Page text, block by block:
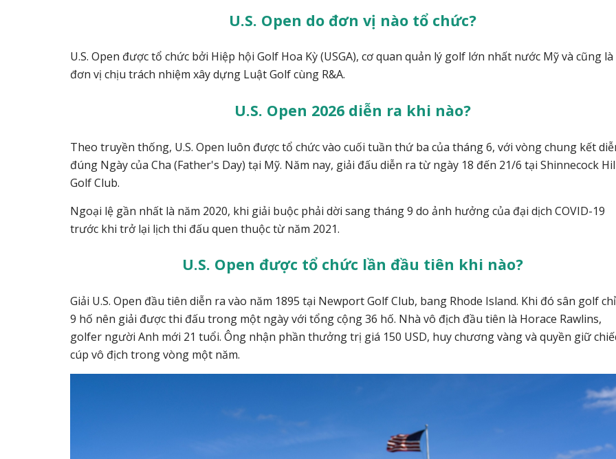
U.S. Open do đơn vị nào tổ chức?
U.S. Open được tổ chức bởi Hiệp hội Golf Hoa Kỳ (USGA), cơ quan quản lý golf lớn nhất nước Mỹ và cũng là
đơn vị chịu trách nhiệm xây dựng Luật Golf cùng R&A.
U.S. Open 2026 diễn ra khi nào?
Theo truyền thống, U.S. Open luôn được tổ chức vào cuối tuần thứ ba của tháng 6, với vòng chung kết
đúng Ngày của Cha (Father's Day) tại Mỹ. Năm nay, giải đấu diễn ra từ ngày 18 đến 21/6 tại Shinnecock
Golf Club.
Ngoại lệ gần nhất là năm 2020, khi giải buộc phải dời sang tháng 9 do ảnh hưởng của đại dịch COVID-19
trước khi trở lại lịch thi đấu quen thuộc từ năm 2021.
U.S. Open được tổ chức lần đầu tiên khi nào?
Giải U.S. Open đầu tiên diễn ra vào năm 1895 tại Newport Golf Club, bang Rhode Island. Khi đó sân golf
9 hố nên giải được thi đấu trong một ngày với tổng cộng 36 hố. Nhà vô địch đầu tiên là Horace Rawlins,
golfer người Anh mới 21 tuổi. Ông nhận phần thưởng trị giá 150 USD, huy chương vàng và quyền giữ
cúp vô địch trong vòng một năm.